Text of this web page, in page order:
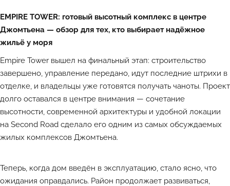
EMPIRE TOWER: готовый высотный комплекс в центре
Джомтьена — обзор для тех, кто выбирает надёжное
жильё у моря
Empire Tower вышел на финальный этап: строительство
завершено, управление передано, идут последние штрихи в
отделке, и владельцы уже готовятся получать чаноты. Проект
долго оставался в центре внимания — сочетание
высотности, современной архитектуры и удобной локации
на Second Road сделало его одним из самых обсуждаемых
жилых комплексов Джомтьена.
Теперь, когда дом введён в эксплуатацию, стало ясно, что
ожидания оправдались. Район продолжает развиваться,